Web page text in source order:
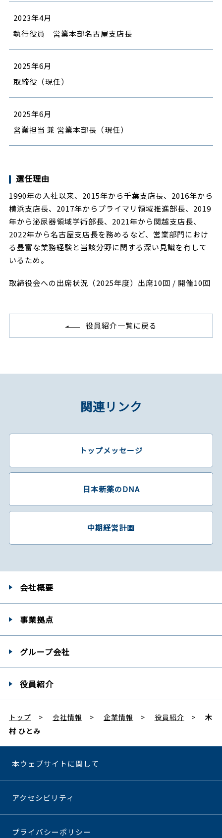
2023年4月
執行役員 営業本部名古屋支店長
2025年6月
取締役（現任）
2025年6月
営業担当 兼 営業本部長（現任）
選任理由
1990年の入社以来、2015年から千葉支店長、2016年から
横浜支店長、2017年からプライマリ領域推進部長、2019
年から泌尿器領域学術部長、2021年から関越支店長、
2022年から名古屋支店長を務めるなど、営業部門におけ
る豊富な業務経験と当該分野に関する深い見識を有して
いるため。
取締役会への出席状況（2025年度）出席10回 / 開催10回
役員紹介一覧に戻る
関連リンク
トップメッセージ
日本新薬のDNA
中期経営計画
会社概要
事業拠点
グループ会社
役員紹介
トップ 会社情報 企業情報 役員紹介
木
村 ひとみ
本ウェブサイトに関して
アクセシビリティ
プライバシーポリシー